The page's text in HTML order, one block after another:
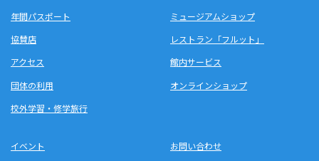
年間パスポート
協賛店
アクセス
団体の利用
校外学習・修学旅行
ミュージアムショップ
レストラン「フルット」
館内サービス
オンラインショップ
イベント
お問い合わせ